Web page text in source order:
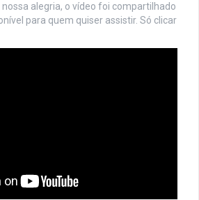
nossa alegria, o vídeo foi compartilhado
para quem quiser assistir. Só clicar